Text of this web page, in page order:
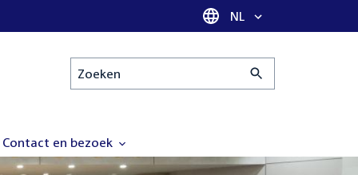
Taal selectie
NL
Zoeken
Contact en bezoek